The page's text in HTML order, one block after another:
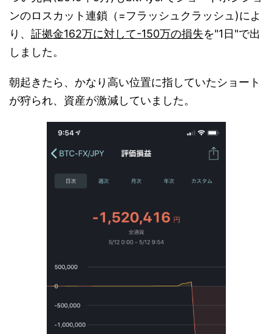
ンのロスカット連鎖（=フラッシュクラッシュ)によ
り、 証拠金162万に対して-150万の損失を"1日"で出
しました。
朝起きたら、かなり高い位置に指していたショート
が狩られ、資産が激減していました。